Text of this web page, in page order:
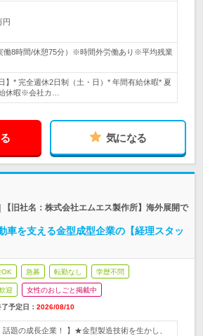
円
働8時間/休憩75分）※時間外労働あり※平均残業
】* 完全週休2日制（土・日）* 年間有給休暇* 夏
休暇※会社カ…
気になる
旧社名：株式会社エムエス製作所】海外展開で
車を支える金型成型企業の【経理スタッ
OK 急募 転勤なし 学歴不問
迎 女性のおしごと掲載中
予定日： 2026/08/10
話題の成長企業！ 】★金型製造技術を生かし、